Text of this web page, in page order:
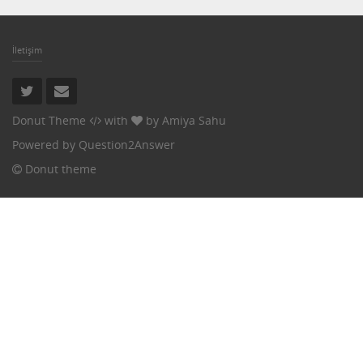
İletişim
Donut Theme with by Amiya Sahu
Powered by Question2Answer
Donut theme